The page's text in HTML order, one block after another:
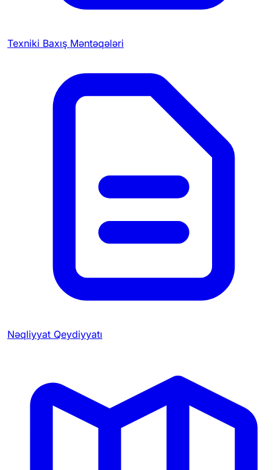
Texniki Baxış Məntəqələri
Nəqliyyat Qeydiyyatı